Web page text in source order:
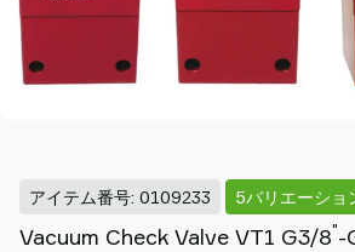
アイテム番号: 0109233 5バリエーショ
Vacuum Check Valve VT1 G3/8"-
ち
技
に
つ